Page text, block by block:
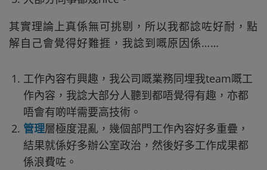
其實理論上真係無可挑剔，所以我都諗咗好耐，點
解自己會覺得好難捱，我諗到嘅原因係……
工作內容冇興趣，我公司嘅業務同埋我team嘅工
作內容，我諗大部分人聽到都唔覺得有趣，亦都
唔會有啲咩需要高技術。
管理層極度混亂，幾個部門工作內容好多重疊，
結果就係好多辦公室政治，然後好多工作成果都
係浪費咗。